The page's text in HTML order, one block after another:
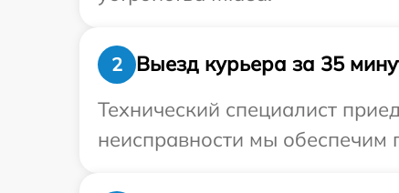
2
Выезд курьера за 35
Технический специалист
неисправности мы обеспечим